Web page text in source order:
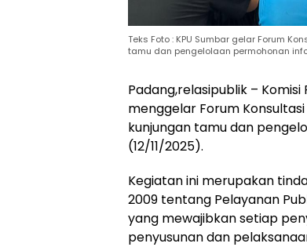
Teks Foto : KPU Sumbar gelar Forum
tamu dan pengelolaan permohonan
Padang,relasipublik –
menggelar Forum
kunjungan tamu dan
(12/11/2025).
Kegiatan ini merupakan
2009 tentang Pelayanan
yang mewajibkan setiap
penyusunan dan